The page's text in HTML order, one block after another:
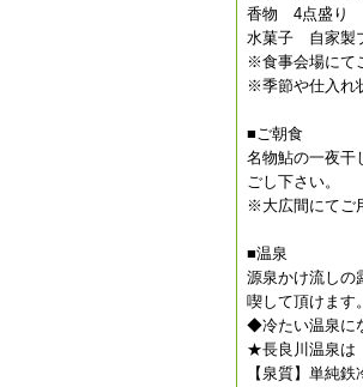
香物 4点盛り
水菓子 自家製
※食事会場にて
※季節や仕入れ
■ご朝食
名物鮎の一夜干
ごし下さい。
※大広間にてご
■温泉
源泉かけ流しの
喫して頂けます
◆冷たい温泉に
★長良川温泉は
【泉質】単純